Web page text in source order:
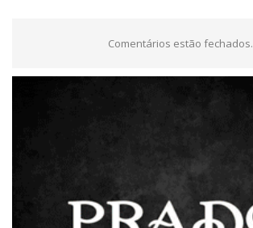
Comentários estão fechados.